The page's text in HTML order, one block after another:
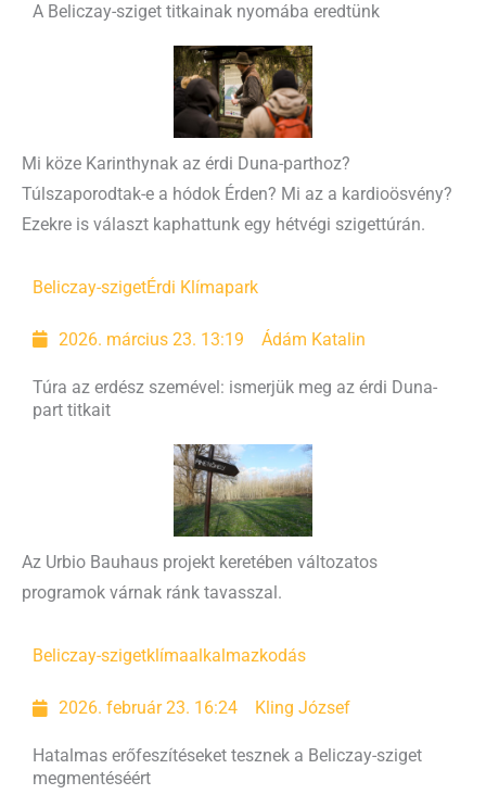
A Beliczay-sziget titkainak nyomába eredtünk
Mi köze Karinthynak az érdi Duna-parthoz?
Túlszaporodtak-e a hódok Érden? Mi az a kardioösvény?
Ezekre is választ kaphattunk egy hétvégi szigettúrán.
Beliczay-szigetÉrdi Klímapark
2026. március 23. 13:19 Ádám Katalin
Túra az erdész szemével: ismerjük meg az érdi Duna-
part titkait
Az Urbio Bauhaus projekt keretében változatos
programok várnak ránk tavasszal.
Beliczay-szigetklímaalkalmazkodás
2026. február 23. 16:24 Kling József
Hatalmas erőfeszítéseket tesznek a Beliczay-sziget
megmentéséért